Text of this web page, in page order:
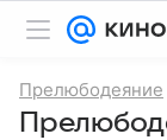
Прелюбодеяние